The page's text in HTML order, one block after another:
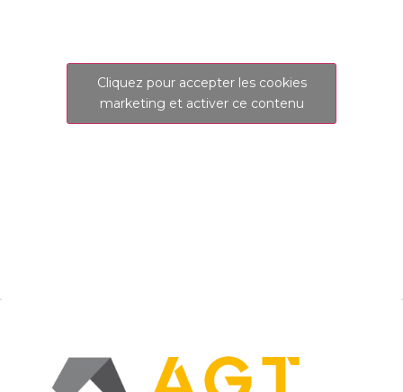
Cliquez pour accepter les cookies
marketing et activer ce contenu